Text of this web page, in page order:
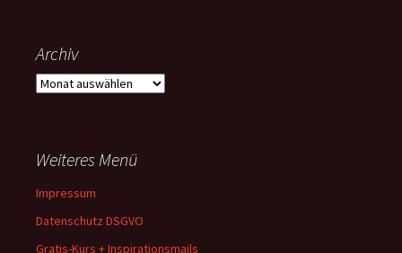
Archiv
Archiv
Weiteres Menü
Impressum
Datenschutz DSGVO
Gratis-Kurs + Inspirationsmails